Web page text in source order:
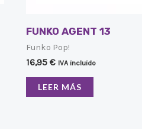
FUNKO AGENT 13
Funko Pop!
16,95 € IVA incluido
LEER MÁS